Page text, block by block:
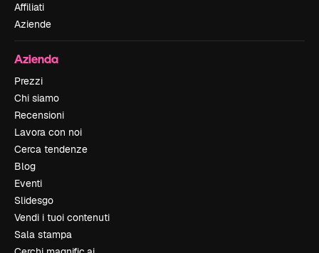
Affiliati
Aziende
Azienda
Prezzi
Chi siamo
Recensioni
Lavora con noi
Cerca tendenze
Blog
Eventi
Slidesgo
Vendi i tuoi contenuti
Sala stampa